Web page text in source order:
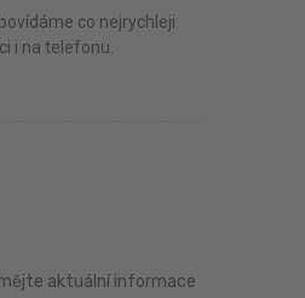
co nejrychleji
i na telefonu.
aktuální informace